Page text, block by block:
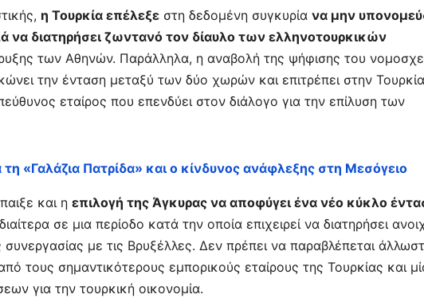
η Τουρκία επέλεξε στη δεδομένη συγκυρία να μην
να διατηρήσει ζωντανό τον δίαυλο των ελληνοτουρκικών
των Αθηνών. Παράλληλα, η αναβολή της ψήφισης του
την ένταση μεταξύ των δύο χωρών και επιτρέπει στην
εταίρος που επενδύει στον διάλογο για την επίλυση των
«Γαλάζια Πατρίδα» και ο κίνδυνος ανάφλεξης στη Μεσόγειο
και η επιλογή της Άγκυρας να αποφύγει ένα νέο κύκλο
σε μια περίοδο κατά την οποία επιχειρεί να διατηρήσει
συνεργασίας με τις Βρυξέλλες. Δεν πρέπει να παραβλέπεται
τους σημαντικότερους εμπορικούς εταίρους της Τουρκίας και
για την τουρκική οικονομία.